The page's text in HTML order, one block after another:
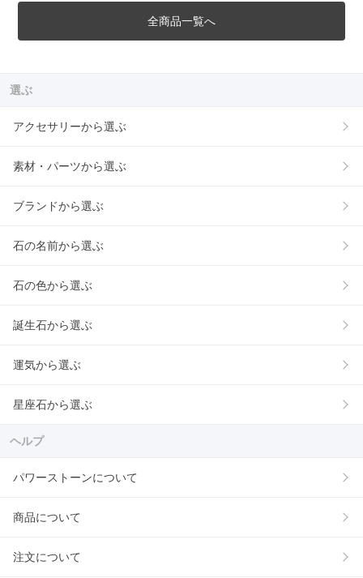
全商品一覧へ
選ぶ
アクセサリーから選ぶ
素材・パーツから選ぶ
ブランドから選ぶ
石の名前から選ぶ
石の色から選ぶ
誕生石から選ぶ
運気から選ぶ
星座石から選ぶ
ヘルプ
パワーストーンについて
商品について
注文について